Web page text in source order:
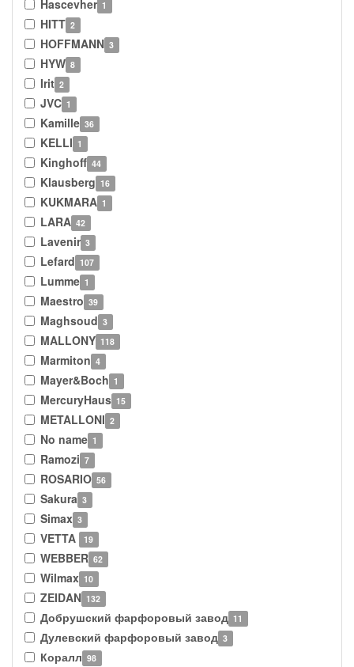
Hascevher 1
HITT 2
HOFFMANN 3
HYW 8
Irit 2
JVC 1
Kamille 36
KELLI 1
Kinghoff 44
Klausberg 16
KUKMARA 1
LARA 42
Lavenir 3
Lefard 107
Lumme 1
Maestro 39
Maghsoud 3
MALLONY 118
Marmiton 4
Mayer&Boch 1
MercuryHaus 15
METALLONI 2
No name 1
Ramozi 7
ROSARIO 56
Sakura 3
Simax 3
VETTA 19
WEBBER 62
Wilmax 10
ZEIDAN 132
Добрушский фарфоровый завод 11
Дулевский фарфоровый завод 3
Коралл 98